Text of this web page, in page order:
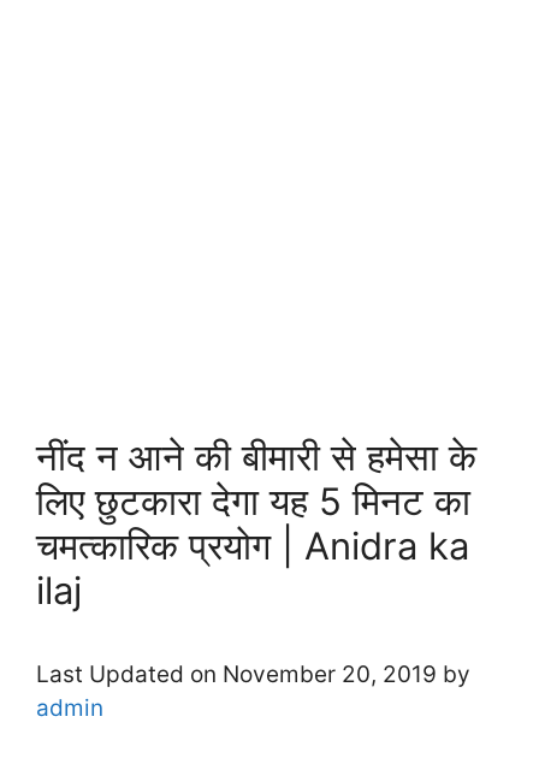
नींद न आने की बीमारी से हमेसा के
लिए छुटकारा देगा यह 5 मिनट का
चमत्कारिक प्रयोग | Anidra ka
ilaj
Last Updated on November 20, 2019 by
admin